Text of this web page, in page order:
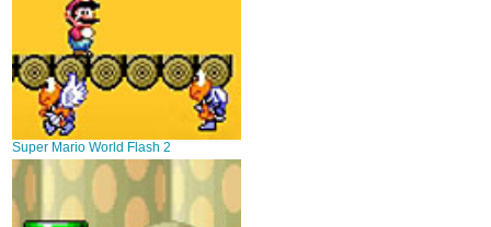
Super Mario World Flash 2